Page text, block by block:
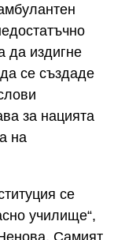
да издигне
се създаде
за нацията
на
се
училище“,
Самият